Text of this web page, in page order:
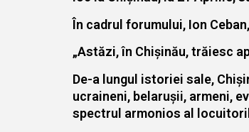
În cadrul forumului, Ion
„Astăzi, în Chișinău, trăiesc
De-a lungul istoriei sale,
ucraineni, belarușii, armeni,
spectrul armonios al